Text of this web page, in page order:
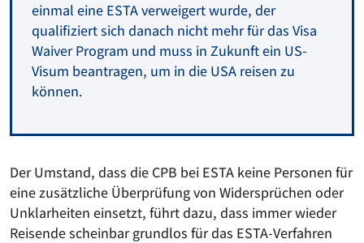
einmal eine ESTA verweigert wurde, der
qualifiziert sich danach nicht mehr für das Visa
Waiver Program und muss in Zukunft ein US-
Visum beantragen, um in die USA reisen zu
können.
Der Umstand, dass die CPB bei ESTA keine Personen für
eine zusätzliche Überprüfung von Widersprüchen oder
Unklarheiten einsetzt, führt dazu, dass immer wieder
Reisende scheinbar grundlos für das ESTA-Verfahren